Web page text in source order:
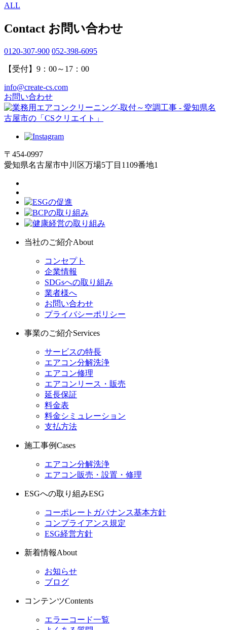
ALL
Contact お問い合わせ
0120-307-900 052-398-6095
【受付】9：00～17：00
info@create-cs.com
お問い合わせ
〒454-0997
愛知県名古屋市中川区万場5丁目1109番地1
当社のご紹介About
コンセプト
企業情報
SDGsへの取り組み
業者様へ
お問い合わせ
プライバシーポリシー
事業のご紹介Services
サービスの特長
エアコン分解洗浄
エアコン修理
エアコンリース・販売
延長保証
料金表
料金シミュレーション
支払方法
施工事例Cases
エアコン分解洗浄
エアコン販売・設置・修理
ESGへの取り組みESG
コーポレートガバナンス基本方針
コンプライアンス規定
ESG経営方針
新着情報About
お知らせ
ブログ
コンテンツContents
エラーコード一覧